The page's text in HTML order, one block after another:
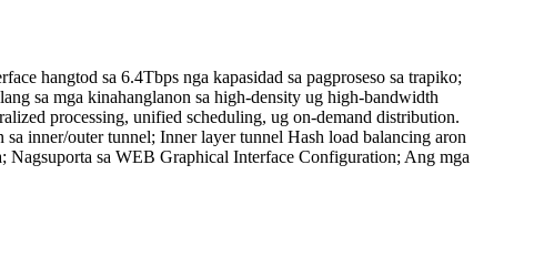
hangtod sa 6.4Tbps nga kapasidad sa pagproseso sa trapiko;
sa mga kinahanglanon sa high-density ug high-bandwidth
processing, unified scheduling, ug on-demand distribution.
inner/outer tunnel; Inner layer tunnel Hash load balancing aron
sa WEB Graphical Interface Configuration; Ang mga